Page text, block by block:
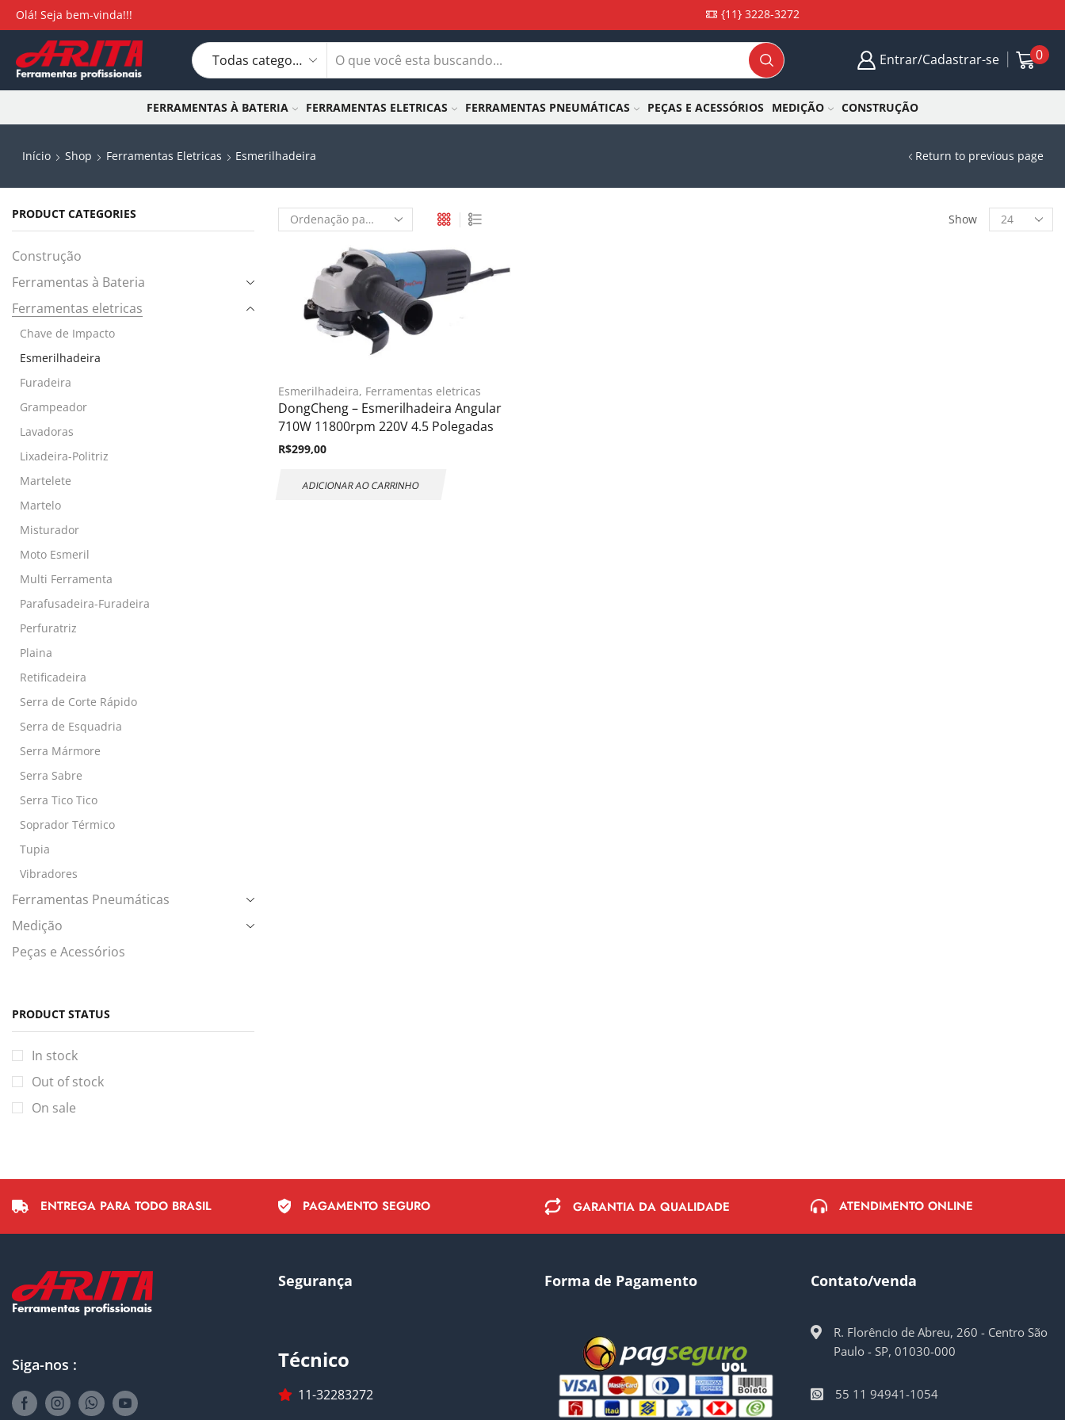
Olá! Seja bem-vinda!!! {11} 3228-3272
Entrar/Cadastrar-se 0
FERRAMENTAS À BATERIA FERRAMENTAS ELETRICAS FERRAMENTAS PNEUMÁTICAS PEÇAS E ACESSÓRIOS MEDIÇÃO CONSTRUÇÃO
Início Shop Ferramentas Eletricas Esmerilhadeira Return to previous page
Show
Esmerilhadeira, Ferramentas eletricas
DongCheng – Esmerilhadeira Angular
710W 11800rpm 220V 4.5 Polegadas
R$299,00
ADICIONAR AO CARRINHO
PRODUCT CATEGORIES
Construção
Ferramentas à Bateria
Ferramentas eletricas
Chave de Impacto
Esmerilhadeira
Furadeira
Grampeador
Lavadoras
Lixadeira-Politriz
Martelete
Martelo
Misturador
Moto Esmeril
Multi Ferramenta
Parafusadeira-Furadeira
Perfuratriz
Plaina
Retificadeira
Serra de Corte Rápido
Serra de Esquadria
Serra Mármore
Serra Sabre
Serra Tico Tico
Soprador Térmico
Tupia
Vibradores
Ferramentas Pneumáticas
Medição
Peças e Acessórios
PRODUCT STATUS
In stock
Out of stock
On sale
ENTREGA PARA TODO BRASIL PAGAMENTO SEGURO GARANTIA DA QUALIDADE ATENDIMENTO ONLINE
Siga-nos :
Segurança
Técnico
11-32283272
Forma de Pagamento Contato/venda
R. Florêncio de Abreu, 260 - Centro São
Paulo - SP, 01030-000
55 11 94941-1054